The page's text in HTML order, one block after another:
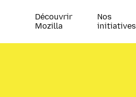
Découvrir
Mozilla
Nos
initiatives